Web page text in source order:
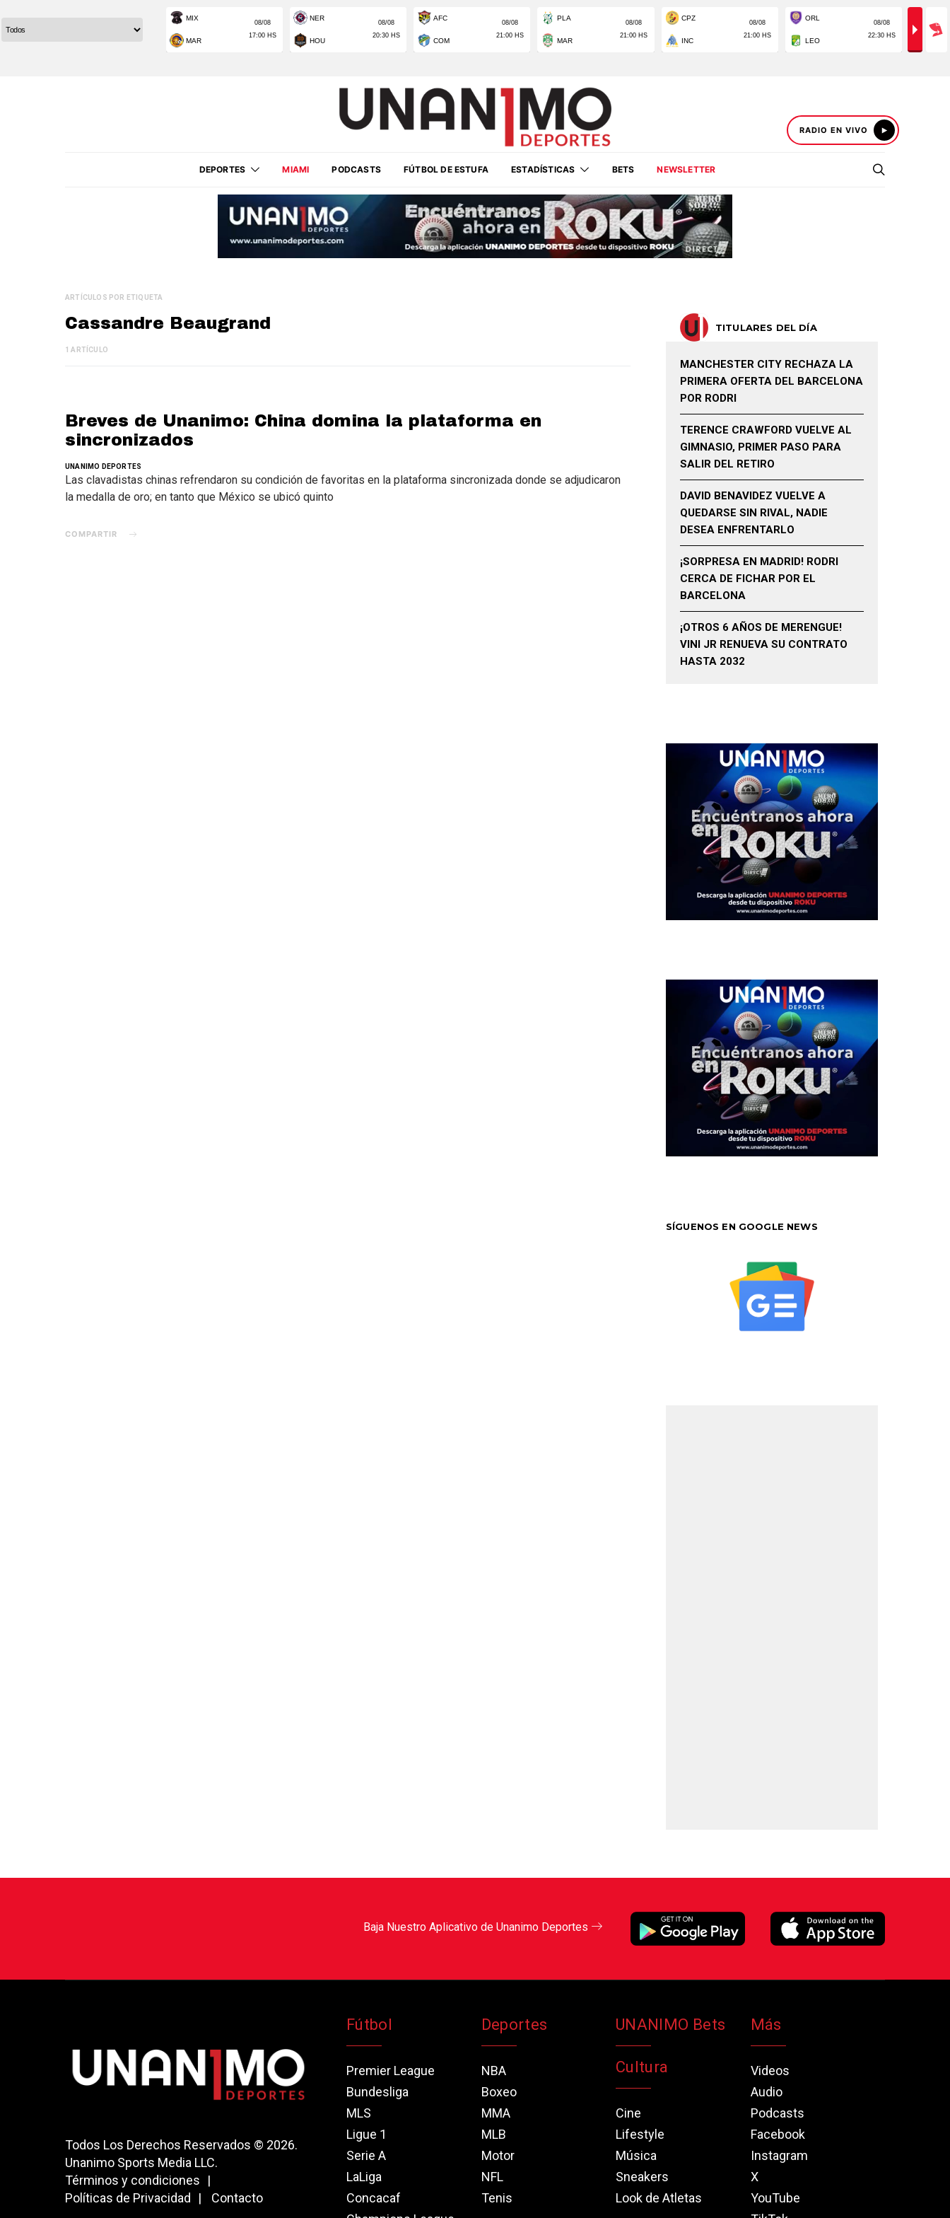
RADIO EN VIVO
DEPORTES MIAMI PODCASTS FÚTBOL DE ESTUFA ESTADÍSTICAS BETS NEWSLETTER
ARTÍCULOS POR ETIQUETA
Cassandre Beaugrand
1 ARTÍCULO
Breves de Unanimo: China domina la plataforma en
sincronizados
UNANIMO DEPORTES
Las clavadistas chinas refrendaron su condición de favoritas en la plataforma sincronizada donde se adjudicaron
la medalla de oro; en tanto que México se ubicó quinto
COMPARTIR
TITULARES DEL DÍA
MANCHESTER CITY RECHAZA LA
PRIMERA OFERTA DEL BARCELONA
POR RODRI
TERENCE CRAWFORD VUELVE AL
GIMNASIO, PRIMER PASO PARA
SALIR DEL RETIRO
DAVID BENAVIDEZ VUELVE A
QUEDARSE SIN RIVAL, NADIE
DESEA ENFRENTARLO
¡SORPRESA EN MADRID! RODRI
CERCA DE FICHAR POR EL
BARCELONA
¡OTROS 6 AÑOS DE MERENGUE!
VINI JR RENUEVA SU CONTRATO
HASTA 2032
SÍGUENOS EN GOOGLE NEWS
Baja Nuestro Aplicativo de Unanimo Deportes
Todos Los Derechos Reservados © 2026.
Unanimo Sports Media LLC.
Términos y condiciones
Políticas de Privacidad
Contacto
Fútbol
Premier League
Bundesliga
MLS
Ligue 1
Serie A
LaLiga
Concacaf
Deportes
NBA
Boxeo
MMA
MLB
Motor
NFL
Tenis
UNANIMO Bets
Cultura
Cine
Lifestyle
Música
Sneakers
Look de Atletas
Más
Videos
Audio
Podcasts
Facebook
Instagram
X
YouTube